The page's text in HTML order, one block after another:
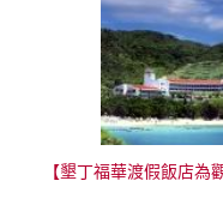
【墾丁福華渡假飯店為